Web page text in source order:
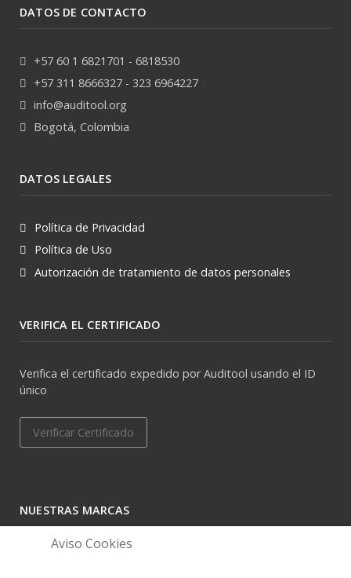
DATOS DE CONTACTO
+57 60 1 6821701 - 6818530
+57 311 8666327 - 323 6964227
info@auditool.org
Bogotá, Colombia
DATOS LEGALES
Política de Privacidad
Política de Uso
Autorización de tratamiento de datos personales
VERIFICA EL CERTIFICADO
Verifica el certificado expedido por Auditool usando el ID
único
Verificar Certificado
NUESTRAS MARCAS
Aviso Cookies